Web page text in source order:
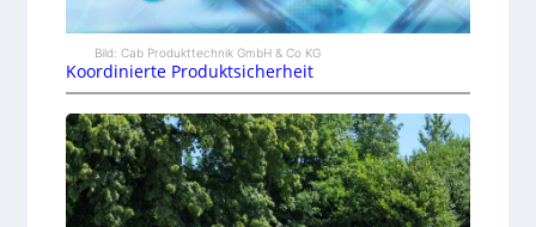
Bild: Cab Produkttechnik GmbH & Co KG
Koordinierte Produktsicherheit